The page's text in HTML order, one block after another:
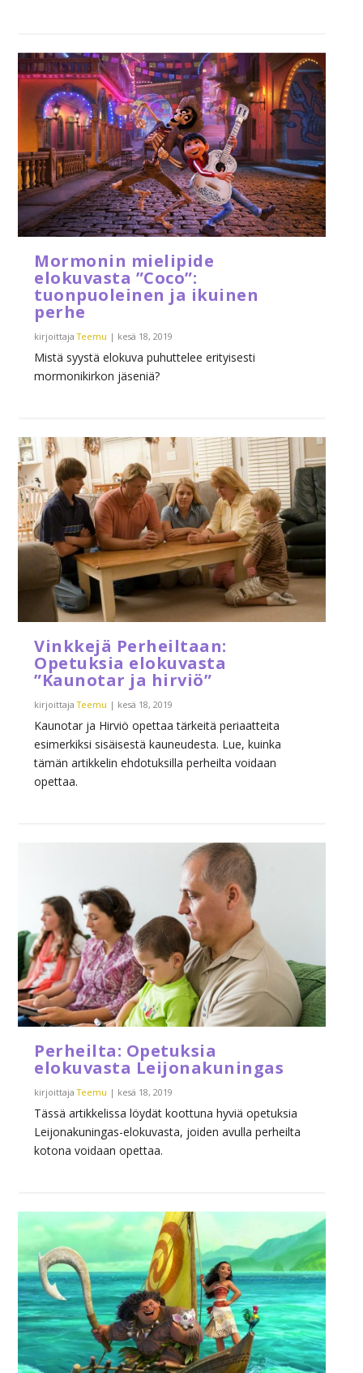
Mormonin mielipide
elokuvasta ”Coco”:
tuonpuoleinen ja ikuinen
perhe
kirjoittajaTeemu | kesä 18, 2019
Mistä syystä elokuva puhuttelee erityisesti
mormonikirkon jäseniä?
Vinkkejä Perheiltaan:
Opetuksia elokuvasta
”Kaunotar ja hirviö”
kirjoittajaTeemu | kesä 18, 2019
Kaunotar ja Hirviö opettaa tärkeitä periaatteita
esimerkiksi sisäisestä kauneudesta. Lue, kuinka
tämän artikkelin ehdotuksilla perheilta voidaan
opettaa.
Perheilta: Opetuksia
elokuvasta Leijonakuningas
kirjoittajaTeemu | kesä 18, 2019
Tässä artikkelissa löydät koottuna hyviä opetuksia
Leijonakuningas-elokuvasta, joiden avulla perheilta
kotona voidaan opettaa.